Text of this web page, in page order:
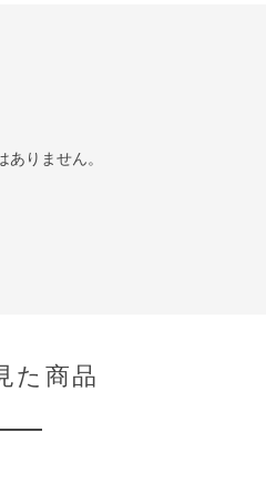
ありません。
た商品